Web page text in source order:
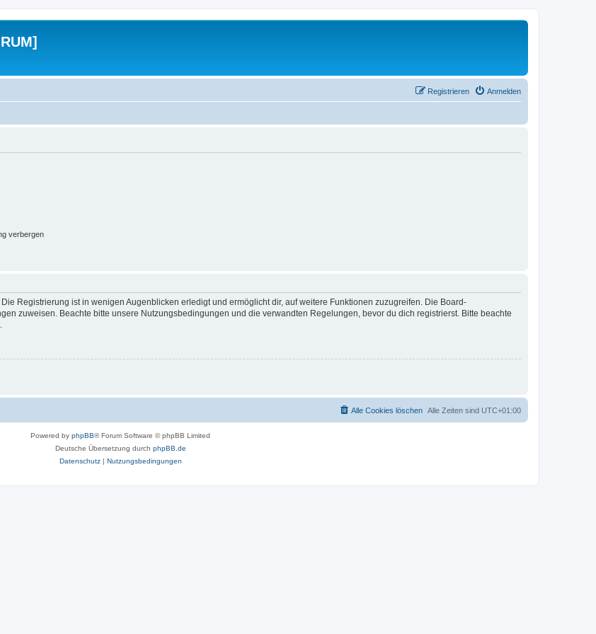
Anmelden
Registrieren
verbergen
Registrierung ist in wenigen Augenblicken erledigt und ermöglicht dir, auf weitere Funktionen zuzugreifen. Die Board-
zuweisen. Beachte bitte unsere Nutzungsbedingungen und die verwandten Regelungen, bevor du dich registrierst. Bitte beachte
Alle Zeiten sind UTC+01:00
Alle Cookies löschen
Powered by phpBB® Forum Software © phpBB Limited
Deutsche Übersetzung durch phpBB.de
Datenschutz| Nutzungsbedingungen